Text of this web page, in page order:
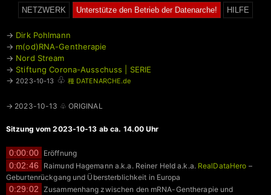
NETZWERK Unterstütze den Betrieb der Datenarche! HILFE
→ Dirk Pohlmann
→ m(od)RNA-Gentherapie
→ Nord Stream
→ Stiftung Corona-Ausschuss | SERIE
→ 2023-10-13 ♧ 種 DATENARCHE.de
→ 2023-10-13 ♧ ORIGINAL
Sitzung vom 2023-10-13 ab ca. 14.00 Uhr
0:00:00 Eröffnung
0:02:46 Raimund Hagemann a.k.a. Reiner Held a.k.a. RealDataHero –
Geburtenrückgang und Übersterblichkeit in Europa
0:29:02 Zusammenhang zwischen den mRNA-Gentherapie und